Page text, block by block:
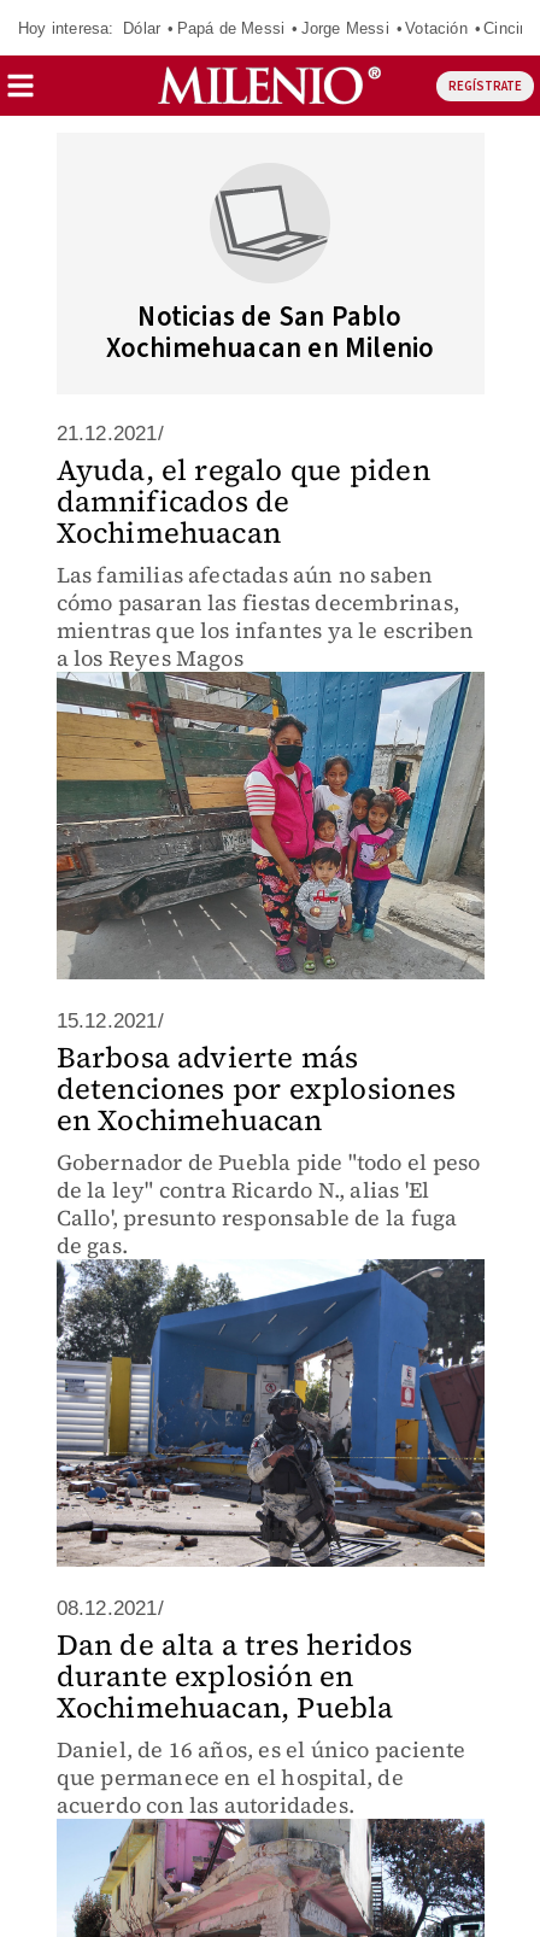
Hoy interesa: Dólar Papá de Messi Jorge Messi Votación
REGÍSTRATE
Noticias de San Pablo
Xochimehuacan en Milenio
21.12.2021/
Ayuda, el regalo que piden
damnificados de
Xochimehuacan
Las familias afectadas aún no saben
cómo pasaran las fiestas decembrinas,
mientras que los infantes ya le escriben
a los Reyes Magos
15.12.2021/
Barbosa advierte más
detenciones por explosiones
en Xochimehuacan
Gobernador de Puebla pide "todo el peso
de la ley" contra Ricardo N., alias 'El
Callo', presunto responsable de la fuga
de gas.
08.12.2021/
Dan de alta a tres heridos
durante explosión en
Xochimehuacan, Puebla
Daniel, de 16 años, es el único paciente
que permanece en el hospital, de
acuerdo con las autoridades.